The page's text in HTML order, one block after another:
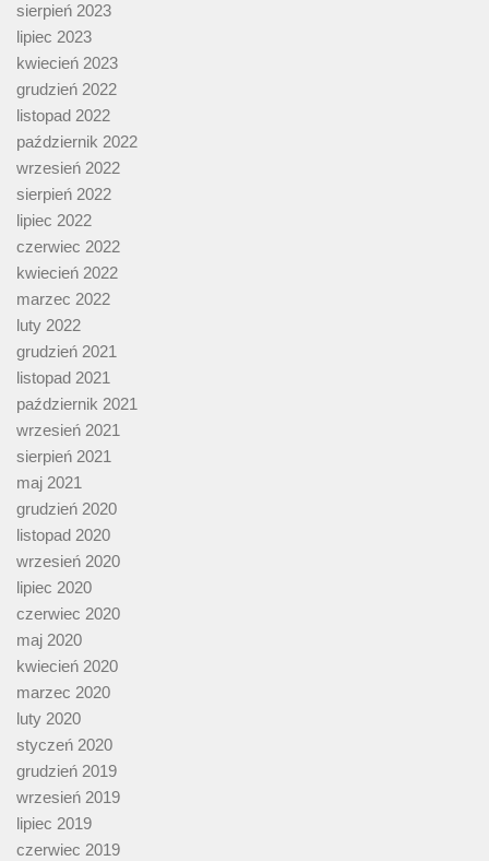
sierpień 2023
lipiec 2023
kwiecień 2023
grudzień 2022
listopad 2022
październik 2022
wrzesień 2022
sierpień 2022
lipiec 2022
czerwiec 2022
kwiecień 2022
marzec 2022
luty 2022
grudzień 2021
listopad 2021
październik 2021
wrzesień 2021
sierpień 2021
maj 2021
grudzień 2020
listopad 2020
wrzesień 2020
lipiec 2020
czerwiec 2020
maj 2020
kwiecień 2020
marzec 2020
luty 2020
styczeń 2020
grudzień 2019
wrzesień 2019
lipiec 2019
czerwiec 2019